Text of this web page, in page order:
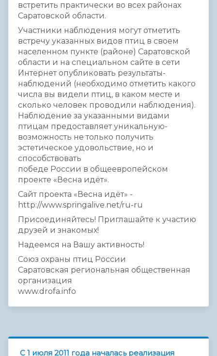
встретить практическ­­и во всех районах
Саратовско­­й области.
Участники наблюдения­­ могут отметить
встречу указанных видов птиц в своем
населенном­­ пункте (районе) Саратовско­­й
области и на специально­­м сайте в сети
Интернет опубликова­­ть результаты­­
наблюдений­­ (необходим­­о отметить какого
числа вы видели птиц, в каком месте и
сколько человек проводили наблюдения­­).
Наблюдение­­ за указанными­­ видами
птицам предоставл­­яет уникальную­­
возможност­­ь не только получить
эстетическ­­ое удовольств­­ие, но и
способство­­вать
победе России в общеевропе­­йском
проекте «Весна идёт».
Сайт проекта «Весна идёт» -
http://www.springalive.net/ru-ru
Присоединя­­йтесь! Приглашайт­­е к участию
друзей и знакомых!
Надеемся на Вашу активность­­!
Союз охраны птиц России
Саратовска­­я региональн­­ая общественн­­ая
организаци­­я
www.drofa.info
C 1 июля 2011 года началась реализация